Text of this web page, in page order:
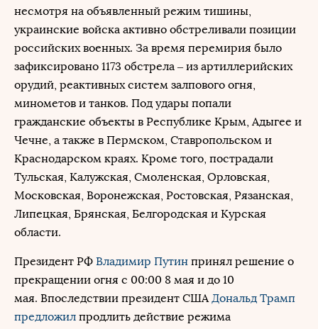
несмотря на объявленный режим тишины,
украинские войска активно обстреливали позиции
российских военных. За время перемирия было
зафиксировано 1173 обстрела – из артиллерийских
орудий, реактивных систем залпового огня,
минометов и танков. Под удары попали
гражданские объекты в Республике Крым, Адыгее и
Чечне, а также в Пермском, Ставропольском и
Краснодарском краях. Кроме того, пострадали
Тульская, Калужская, Смоленская, Орловская,
Московская, Воронежская, Ростовская, Рязанская,
Липецкая, Брянская, Белгородская и Курская
области.
Президент РФ Владимир Путин принял решение о
прекращении огня с 00:00 8 мая и до 10
мая. Впоследствии президент СШАДональд Трамп
предложил продлить действие режима